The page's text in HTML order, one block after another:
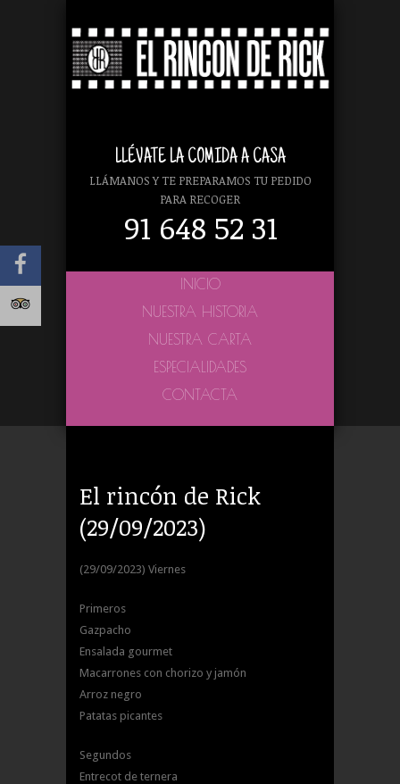
LLÉVATE LA COMIDA A CASA
LLÁMANOS Y TE PREPARAMOS TU PEDIDO
PARA RECOGER
91 648 52 31
INICIO
NUESTRA HISTORIA
NUESTRA CARTA
ESPECIALIDADES
CONTACTA
El rincón de Rick
(29/09/2023)
(29/09/2023) Viernes
Primeros
Gazpacho
Ensalada gourmet
Macarrones con chorizo y jamón
Arroz negro
Patatas picantes
Segundos
Entrecot de ternera